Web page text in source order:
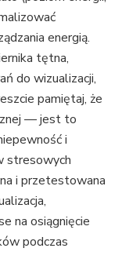
energią.
tętna,
do wizualizacji,
pamiętaj, że
— jest to
i
stresowych
i przetestowana
na osiągnięcie
podczas